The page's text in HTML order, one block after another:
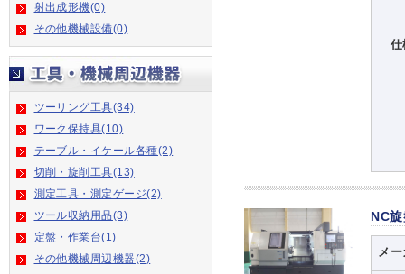
射出成形機(0)
その他機械設備(0)
ツーリング工具(34)
ワーク保持具(10)
テーブル・イケール各種(2)
切削・旋削工具(13)
測定工具・測定ゲージ(2)
ツール収納用品(3)
定盤・作業台(1)
その他機械周辺機器(2)
仕
NC
メ